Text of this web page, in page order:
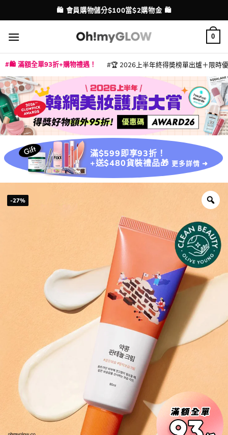
to
content
配送港澳
💳 支援消費券、FPS、八達通、PAYME、信用卡付款
0
🛍️ 滿額全單93折+購物禮遇！ 🏆 2026上半年終得奬榜單出爐＋限時
滿$599即享93折！
+送$480貨裝禮品🎁 更多詳情 ➜
-27%